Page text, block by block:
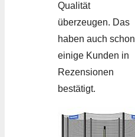
Qualität
überzeugen. Das
haben auch schon
einige Kunden in
Rezensionen
bestätigt.